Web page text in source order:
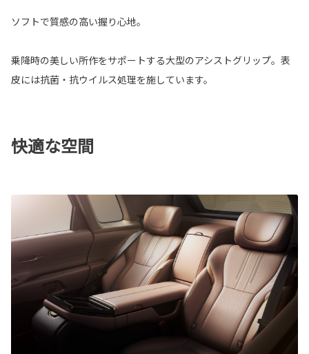
ソフトで質感の高い握り心地。
乗降時の美しい所作をサポートする大型のアシストグリップ。表
皮には抗菌・抗ウイルス処理を施しています。
快適な空間